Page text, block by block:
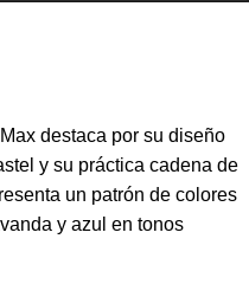
destaca por su diseño
y su práctica cadena de
un patrón de colores
y azul en tonos